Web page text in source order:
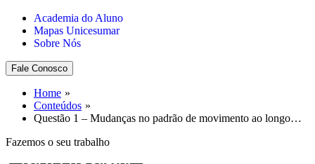
Academia do Aluno
Mapas Unicesumar
Sobre Nós
Fale Conosco
Home
Conteúdos
Questão 1 – Mudanças no padrão de movimento ao longo…
Fazemos o seu trabalho